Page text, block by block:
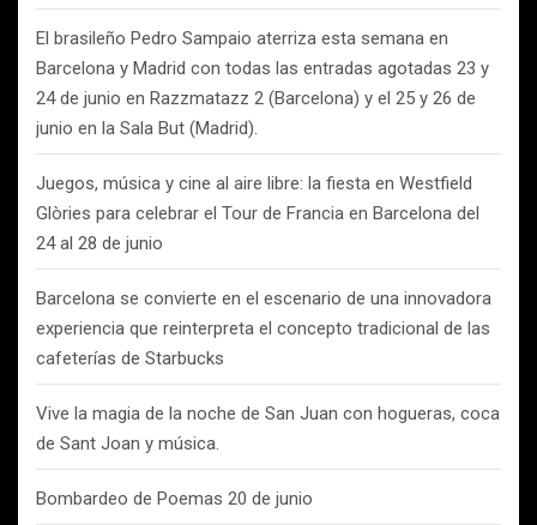
El brasileño Pedro Sampaio aterriza esta semana en
Barcelona y Madrid con todas las entradas agotadas 23 y
24 de junio en Razzmatazz 2 (Barcelona) y el 25 y 26 de
junio en la Sala But (Madrid).
Juegos, música y cine al aire libre: la fiesta en Westfield
Glòries para celebrar el Tour de Francia en Barcelona del
24 al 28 de junio
Barcelona se convierte en el escenario de una innovadora
experiencia que reinterpreta el concepto tradicional de las
cafeterías de Starbucks
Vive la magia de la noche de San Juan con hogueras, coca
de Sant Joan y música.
Bombardeo de Poemas 20 de junio